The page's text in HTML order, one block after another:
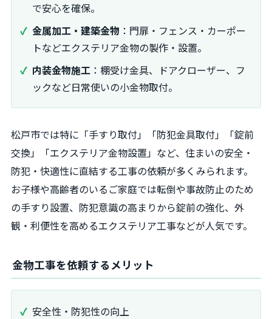
で安心を確保。
金属加工・建築金物 ：門扉・フェンス・カーポー
トなどエクステリア金物の製作・設置。
内装金物施工 ：棚受け金具、ドアクローザー、フ
ックなど日常使いの小金物取付。
松戸市では特に「手すり取付」「防犯金具取付」「錠前
交換」「エクステリア金物設置」など、住まいの安全・
防犯・快適性に直結する工事の依頼が多くみられます。
お子様や高齢者のいるご家庭では転倒や事故防止のため
の手すり設置、防犯意識の高まりから錠前の強化、外
観・利便性を高めるエクステリア工事などが人気です。
金物工事を依頼するメリット
安全性・防犯性の向上